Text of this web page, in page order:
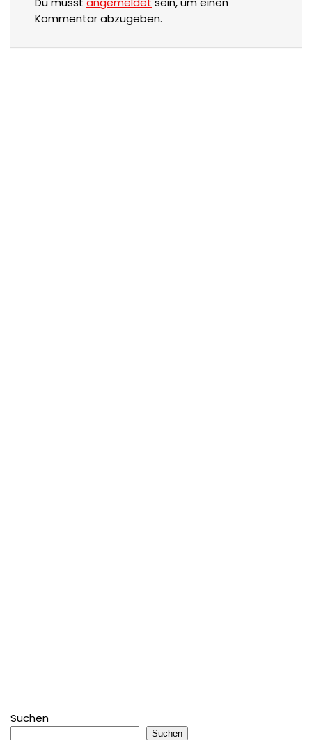
Kommentar abzugeben.
Suchen
Suchen